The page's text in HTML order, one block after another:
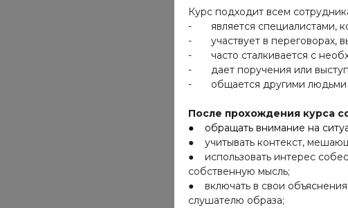
Курс подходит всем
- является специалистами,
- участвует в переговорах,
- часто сталкивается с
- дает поручения или
- общается другими людьми
После прохождения курса
● обращать внимание на
● учитывать контекст,
● использовать интерес
собственную мысль;
● включать в свои
слушателю образа;